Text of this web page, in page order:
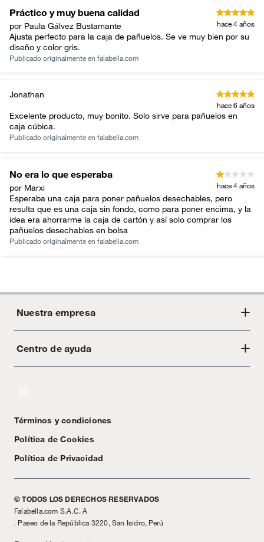
Práctico y muy buena calidad
por Paula Gálvez Bustamante hace 4 años
Ajusta perfecto para la caja de pañuelos. Se ve muy bien por su
diseño y color gris.
Publicado originalmente en falabella.com
Jonathan
hace 6 años
Excelente producto, muy bonito. Solo sirve para pañuelos en
caja cúbica.
Publicado originalmente en falabella.com
No era lo que esperaba
por Marxi hace 4 años
Esperaba una caja para poner pañuelos desechables, pero
resulta que es una caja sin fondo, como para poner encima, y la
idea era ahorrarme la caja de cartón y así solo comprar los
pañuelos desechables en bolsa
Publicado originalmente en falabella.com
Nuestra empresa
Acerca de Crate
Centro de ayuda
Textos Legales
Términos y condiciones
Política de Cookies
Política de Privacidad
© TODOS LOS DERECHOS RESERVADOS
Falabella.com S.A.C. A
. Paseo de la República 3220, San Isidro, Perú